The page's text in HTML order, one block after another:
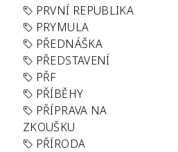
PRVNÍ REPUBLIKA
PRYMULA
PŘEDNÁŠKA
PŘEDSTAVENÍ
PŘF
PŘÍBĚHY
PŘÍPRAVA NA
ZKOUŠKU
PŘÍRODA